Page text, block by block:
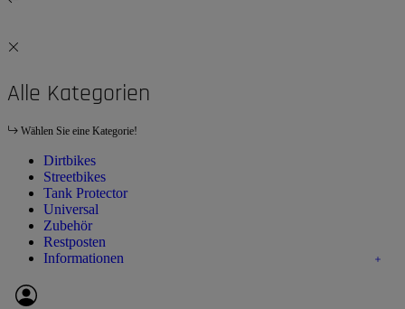
Alle Kategorien
Wählen Sie eine Kategorie!
Dirtbikes
Streetbikes
Tank Protector
Universal
Zubehör
Restposten
Informationen